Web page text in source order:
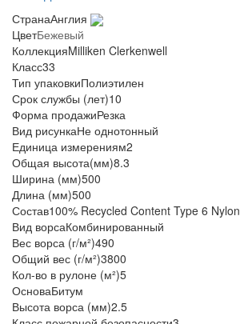
СтранаАнглия
ЦветБежевый
КоллекцияMilliken Clerkenwell
Класс33
Тип упаковкиПолиэтилен
Срок службы (лет)10
Форма продажиРезка
Вид рисункаНе однотонный
Единица измерениям2
Общая высота(мм)8.3
Ширина (мм)500
Длина (мм)500
Состав100% Recycled Content Type 6 Nylon
Вид ворсаКомбинированный
Вес ворса (г/м²)490
Общий вес (г/м²)3800
Кол-во в рулоне (м²)5
ОсноваБитум
Высота ворса (мм)2.5